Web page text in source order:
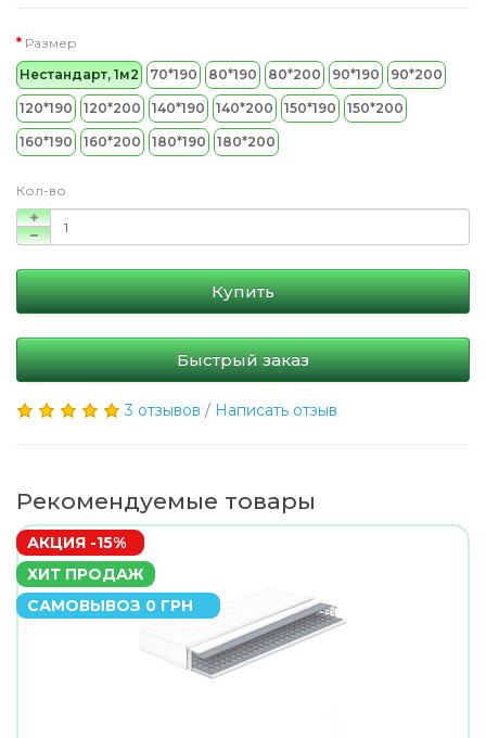
Размер
Нестандарт, 1м2
70*190 80*190 80*200 90*190 90*200
120*190 120*200 140*190 140*200 150*190 150*200
160*190 160*200 180*190 180*200
Кол-во
Купить
Быстрый заказ
3 отзывов / Написать отзыв
Рекомендуемые товары
АКЦИЯ -15%
ХИТ ПРОДАЖ
САМОВЫВОЗ 0 ГРН